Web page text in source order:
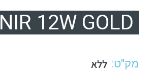
NIR 12W GOLD
מק"ט: ללא